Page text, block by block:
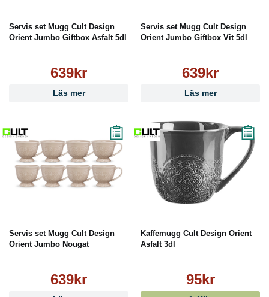
Servis set Mugg Cult Design
Orient Jumbo Giftbox Asfalt 5dl
639kr
Läs mer
Servis set Mugg Cult Design
Orient Jumbo Giftbox Vit 5dl
639kr
Läs mer
Servis set Mugg Cult Design
Orient Jumbo Nougat
639kr
Kaffemugg Cult Design Orient
Asfalt 3dl
95kr